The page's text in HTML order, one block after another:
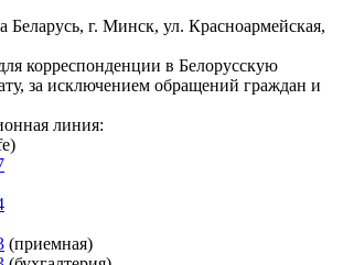
Беларусь, г. Минск, ул. Красноармейская,
корреспонденции в Белорусскую
за исключением обращений граждан и
линия:
(приемная)